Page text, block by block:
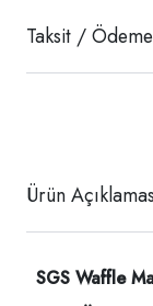
Taksit /
Ürün
SGS Waffle